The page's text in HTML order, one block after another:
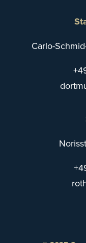
Carlo-
trod